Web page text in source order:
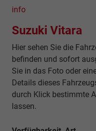
info
Suzuki Vitara
Hier sehen Sie die
befinden und sofort
Sie in das Foto oder
Details dieses
durch Klick bestimmte
lassen.